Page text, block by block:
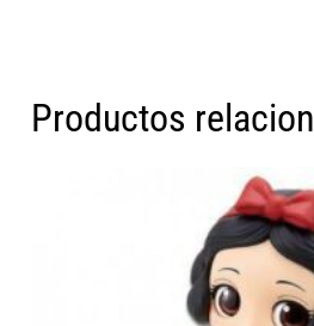
Productos